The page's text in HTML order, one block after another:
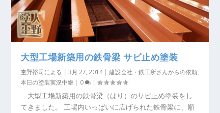
大型工場新築用の鉄骨梁 サビ止め塗装
杢野裕司による |3月 27, 2014|建設会社・鉄工所さんからの依頼,
本日の塗装実況中継 | 0 |
大型工場新築用の鉄骨梁（はり）のサビ止め塗装をし
てきました。 工場内いっぱいに広げられた鉄骨梁に、順